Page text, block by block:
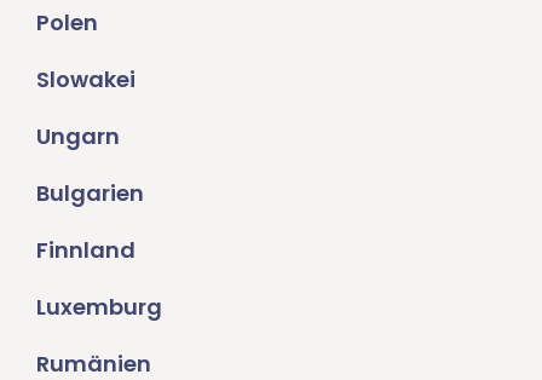
Polen
Slowakei
Ungarn
Bulgarien
Finnland
Luxemburg
Rumänien